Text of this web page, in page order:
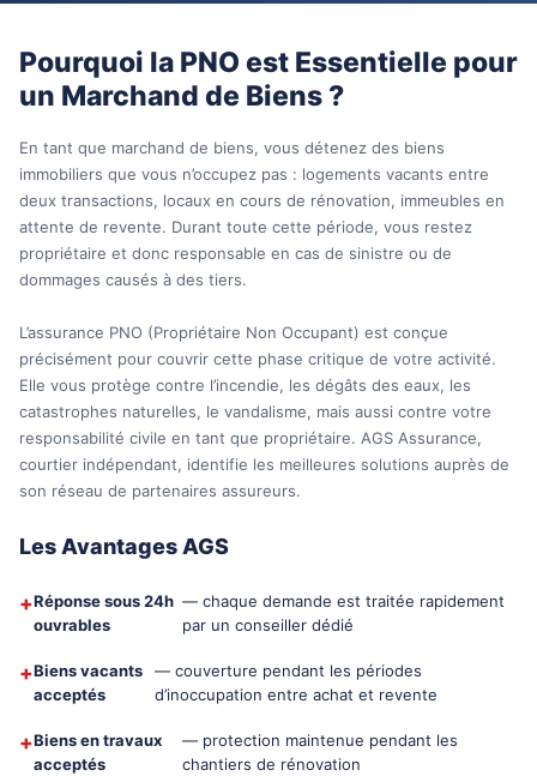
Pourquoi la PNO est Essentielle pour
un Marchand de Biens ?
En tant que marchand de biens, vous détenez des biens
immobiliers que vous n’occupez pas : logements vacants entre
deux transactions, locaux en cours de rénovation, immeubles en
attente de revente. Durant toute cette période, vous restez
propriétaire et donc responsable en cas de sinistre ou de
dommages causés à des tiers.
L’assurance PNO (Propriétaire Non Occupant) est conçue
précisément pour couvrir cette phase critique de votre activité.
Elle vous protège contre l’incendie, les dégâts des eaux, les
catastrophes naturelles, le vandalisme, mais aussi contre votre
responsabilité civile en tant que propriétaire. AGS Assurance,
courtier indépendant, identifie les meilleures solutions auprès de
son réseau de partenaires assureurs.
Les Avantages AGS
+Réponse sous 24h
ouvrables
— chaque demande est traitée rapidement
par un conseiller dédié
+Biens vacants
acceptés
— couverture pendant les périodes
d’inoccupation entre achat et revente
+Biens en travaux
acceptés
— protection maintenue pendant les
chantiers de rénovation